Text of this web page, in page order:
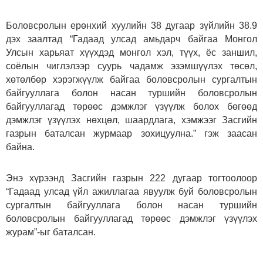
Боловсролын ерөнхий хуулийн 38 дугаар зүйлийн 38.9
дэх заалтад “Гадаад улсад амьдарч байгаа Монгол
Улсын харьяат хүүхдэд монгол хэл, түүх, ёс заншил,
соёлын чиглэлээр суурь чадамж эзэмшүүлэх төсөл,
хөтөлбөр хэрэгжүүлж байгаа боловсролын сургалтын
байгууллага болон насан туршийн боловсролын
байгууллагад төрөөс дэмжлэг үзүүлж болох бөгөөд
дэмжлэг үзүүлэх нөхцөл, шаардлага, хэмжээг Засгийн
газрын баталсан журмаар зохицуулна.” гэж заасан
байна.
Энэ хүрээнд Засгийн газрын 222 дугаар тогтоолоор
“Гадаад улсад үйл ажиллагаа явуулж буй боловсролын
сургалтын байгууллага болон насан туршийн
боловсролын байгууллагад төрөөс дэмжлэг үзүүлэх
журам”-ыг баталсан.